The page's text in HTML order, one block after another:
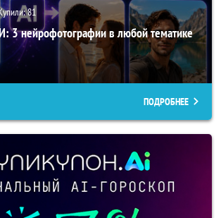
81
3 нейрофотографии в любой тематике
ПОДРОБНЕЕ